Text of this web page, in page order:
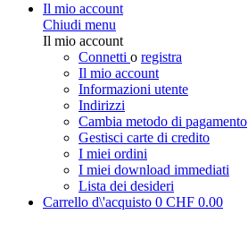
Il mio account
Chiudi menu
Il mio account
Connetti o registra
Il mio account
Informazioni utente
Indirizzi
Cambia metodo di pagamento
Gestisci carte di credito
I miei ordini
I miei download immediati
Lista dei desideri
Carrello d\'acquisto 0 CHF 0.00